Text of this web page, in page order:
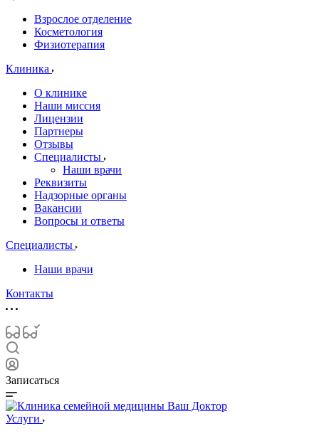
Взрослое отделение
Косметология
Физиотерапия
Клиника
О клинике
Наши миссия
Лицензии
Партнеры
Отзывы
Специалисты
Наши врачи
Реквизиты
Надзорные органы
Вакансии
Вопросы и ответы
Специалисты
Наши врачи
Контакты
Записаться
Услуги